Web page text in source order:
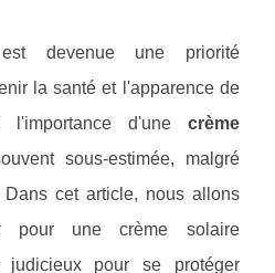
devenue une priorité
la santé et l'apparence de
l'importance d'une crème
sous-estimée, malgré
cet article, nous allons
pour une crème solaire
pour se protéger